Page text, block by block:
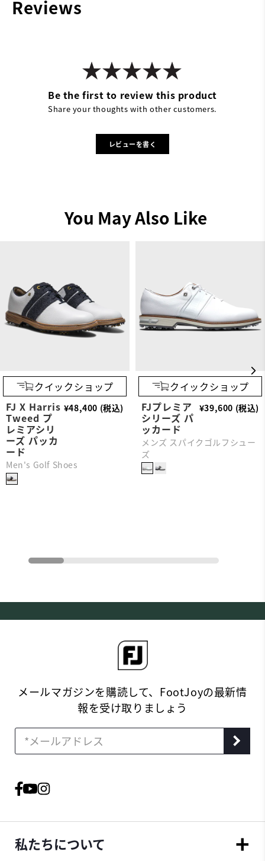
Reviews
Be the first to review this product
Share your thoughts with other customers.
レビューを書く
You May Also Like
クイックショップ
FJ X Harris
Tweed プ
レミアシリ
ーズ パッカ
ード
Men's Golf Shoes
¥48,400 (税込)
クイックショップ
FJプレミア
シリーズ パ
ッカード
メンズ スパイクゴルフシュー
ズ
¥39,600 (税込)
メールマガジンを購読して、FootJoyの最新情
報を受け取りましょう
私たちについて